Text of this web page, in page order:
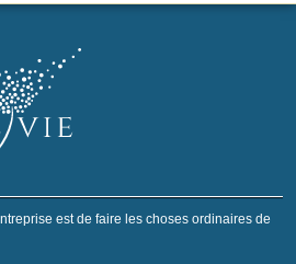
est de faire les choses ordinaires de